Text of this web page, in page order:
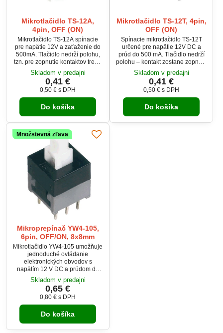
Mikrotlačidlo TS-12A,
4pin, OFF (ON)
Mikrotlačidlo TS-12A spínacie
pre napätie 12V a zaťaženie do
500mA. Tlačidlo nedrží polohu,
tzn. pre zopnutie kontaktov treba
držať stlačené.
Skladom v predajni
0,41 €
0,50 € s DPH
Do košíka
Mikrotlačidlo TS-12T, 4pin,
OFF (ON)
Spínacie mikrotlačidlo TS-12T
určené pre napätie 12V DC a
prúd do 500 mA. Tlačidlo nedrží
polohu – kontakt zostane zopnutý
len počas stlačenia. Vhodné pre
ovládacie panely, elektronické
zariadenia a DIY projekty.
Kompaktné rozmery a dlhá
životnosť až 100 000 cyklov
zaručujú spoľahlivú prevádzku.
Skladom v predajni
0,41 €
0,50 € s DPH
Do košíka
Množstevná zľava
Mikroprepínač YW4-105,
6pin, OFF/ON, 8x8mm
Mikrotlačidlo YW4-105 umožňuje
jednoduché ovládanie
elektronických obvodov s
napätím 12 V DC a prúdom do
100 mA. Stlačením tlačidla sa
kontakty zopnú a opätovným
stlačením rozopnú, pričom
tlačidlo drží svoju polohu.
Kompaktné rozmery a odolný
polyamidový materiál zaručujú
dlhú životnosť až 10 000 cyklov.
Ideálne pre elektronické projekty,
Skladom v predajni
0,65 €
0,80 € s DPH
Do košíka